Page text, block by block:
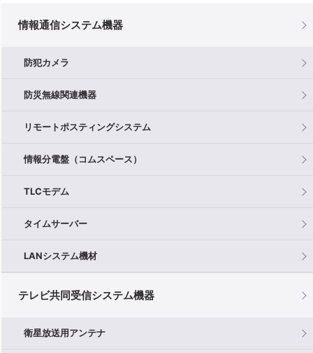
情報通信システム機器
防犯カメラ
防災無線関連機器
リモートポスティングシステム
情報分電盤（コムスペース）
TLCモデム
タイムサーバー
LANシステム機材
テレビ共同受信システム機器
衛星放送用アンテナ